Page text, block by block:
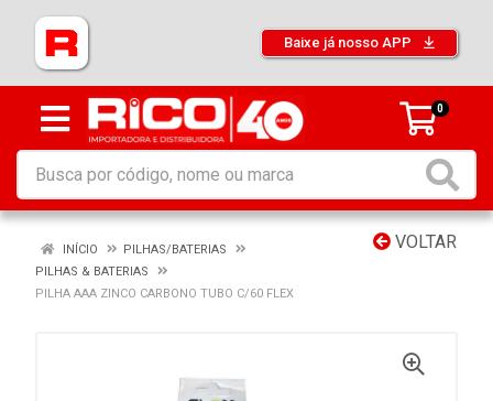
Baixe já nosso APP
0
VOLTAR
INÍCIO
PILHAS/BATERIAS
PILHAS & BATERIAS
PILHA AAA ZINCO CARBONO TUBO C/60 FLEX